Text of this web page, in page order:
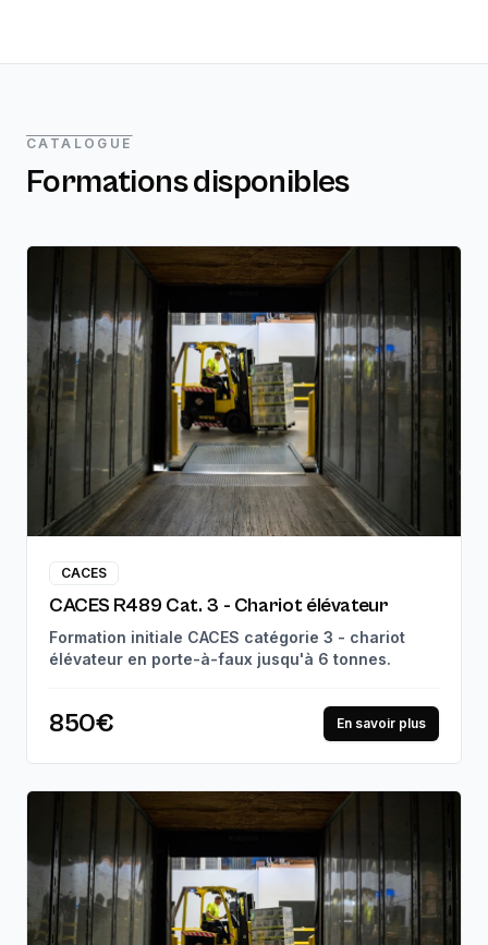
CATALOGUE
Formations disponibles
CACES
CACES R489 Cat. 3 - Chariot élévateur
Formation initiale CACES catégorie 3 - chariot
élévateur en porte-à-faux jusqu'à 6 tonnes.
850€ En savoir plus